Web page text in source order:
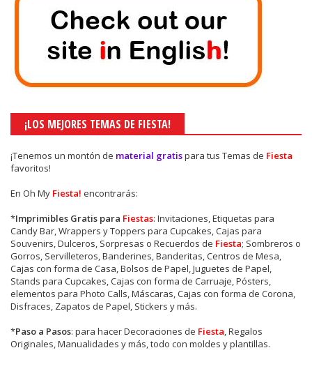
¡LOS MEJORES TEMAS DE FIESTA!
¡Tenemos un montón de material gratispara tus Temas de Fiesta
favoritos!
En Oh My Fiesta! encontrarás:
*Imprimibles Gratis para Fiestas: Invitaciones, Etiquetas para
Candy Bar, Wrappers y Toppers para Cupcakes, Cajas para
Souvenirs, Dulceros, Sorpresas o Recuerdos de Fiesta; Sombreros o
Gorros, Servilleteros, Banderines, Banderitas, Centros de Mesa,
Cajas con forma de Casa, Bolsos de Papel, Juguetes de Papel,
Stands para Cupcakes, Cajas con forma de Carruaje, Pósters,
elementos para Photo Calls, Máscaras, Cajas con forma de Corona,
Disfraces, Zapatos de Papel, Stickers y más.
*Paso a Pasos: para hacer Decoraciones de Fiesta, Regalos
Originales, Manualidades y más, todo con moldes y plantillas.